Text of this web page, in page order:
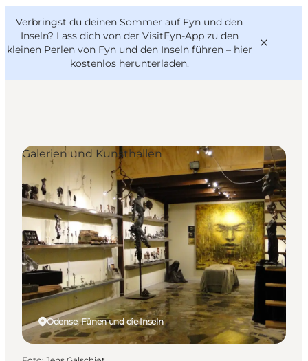
Verbringst du deinen Sommer auf Fyn und den
Inseln? Lass dich von der VisitFyn-App zu den
kleinen Perlen von Fyn und den Inseln führen – hier
kostenlos herunterladen.
Reise Ideen
Outdoor & bike
Essen & trinken
Übernachtung
VisitFyn
Deutsch
Odense, Fünen und die Inseln
Galerien und Kunsthallen